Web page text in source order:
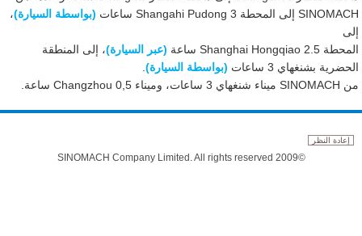
SINOMACH إلى المحطة 3 Shangahi Pudong ساعات
(بواسطة السيارة)
،
إلى
المحطة 2.5 Shanghai Hongqiao ساعة
(عبر السيارة)
، إلى المنطقة
الحضرية بشنغهاي 3 ساعات
(بواسطة السيارة)
.
من SINOMACH ميناء شنغهاي 3 ساعات، وميناء Changzhou 0,5 ساعة.
إعادة النظر
©2009 SINOMACH Company Limited. All rights reserved